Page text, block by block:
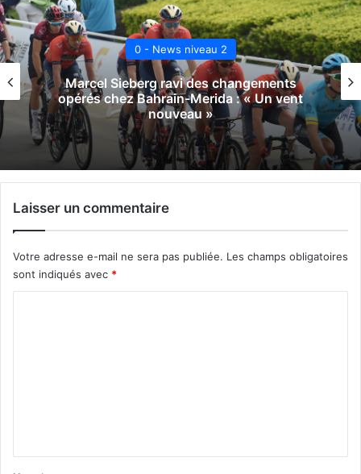
0 - News niveau 2
ravi des changements
Bahrain-Merida : « Un vent
nouveau »
Laisser un commentaire
Votre adresse e-mail ne sera pas publiée. Les champs obligatoires
sont indiqués avec *